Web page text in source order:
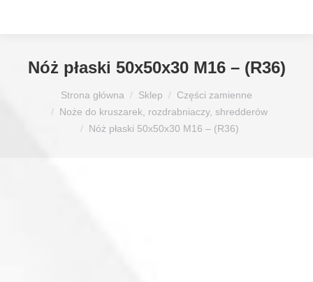
Nóż płaski 50x50x30 M16 – (R36)
Strona główna Sklep
Części zamienne
Noże do kruszarek, rozdrabniaczy, shredderów
Nóż płaski 50x50x30 M16 – (R36)